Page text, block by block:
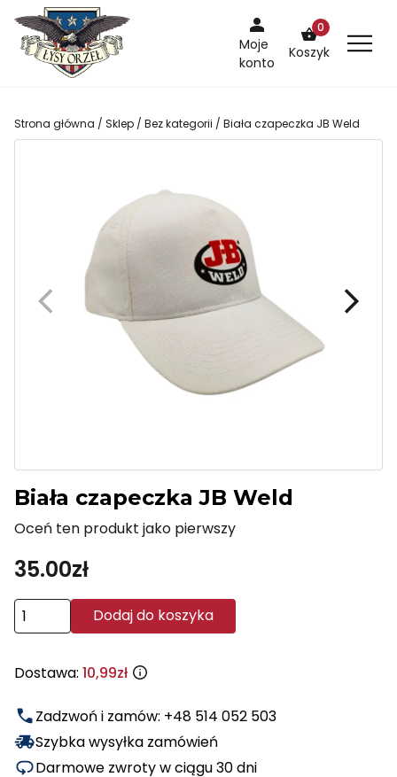
content
Moje
konto
Koszyk
0
Strona główna / Sklep / Bez kategorii / Biała czapeczka JB Weld
Biała czapeczka JB Weld
Oceń ten produkt jako pierwszy
35.00zł
ilość
Biała
JB
Dodaj do koszyka
Dostawa: 10,99zł
Zadzwoń i zamów: +48 514 052 503
Szybka wysyłka zamówień
Darmowe zwroty w ciągu 30 dni